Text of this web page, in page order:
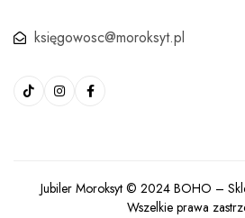
księgowosc@moroksyt.pl
Jubiler Moroksyt © 2024 BOHO –
Wszelkie prawa